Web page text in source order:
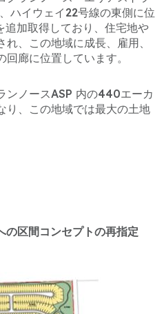
ハイウェイ22号線の東側に位
加取得しており、住宅地や
、この地域に成長、雇用、
廊に位置しています。
ンノースASP 内の440エーカ
り、この地域では最大の土地
の区間コンセプトの再指定